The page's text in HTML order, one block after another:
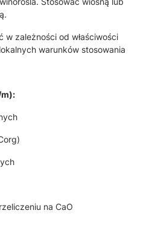
w zależności od właściwości
warunków stosowania
na CaO